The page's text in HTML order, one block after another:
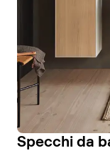
Specchi da